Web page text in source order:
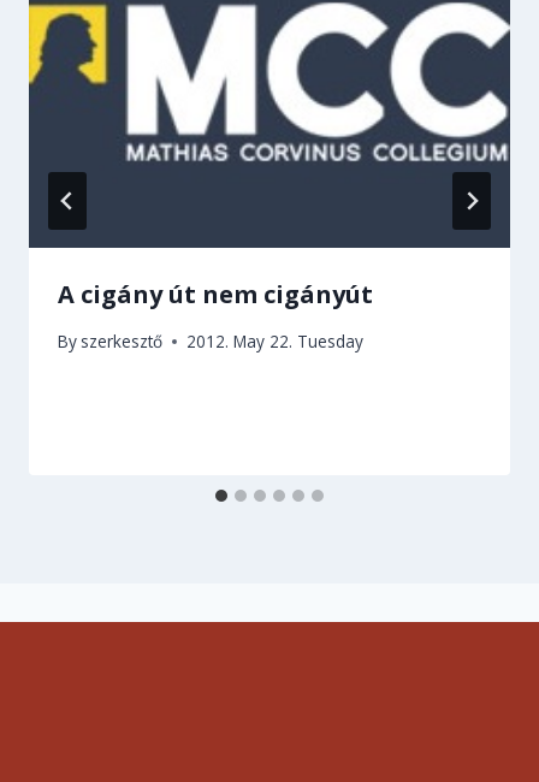
A cigány út nem cigányút
By szerkesztő 2012. May 22. Tuesday